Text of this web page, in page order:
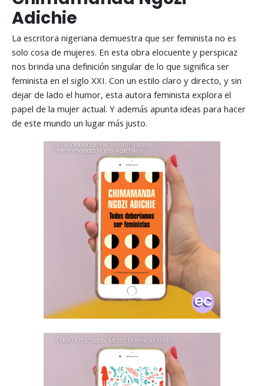
Adichie
La escritora nigeriana demuestra que ser feminista no es
solo cosa de mujeres. En esta obra elocuente y perspicaz
nos brinda una definición singular de lo que significa ser
feminista en el siglo XXI. Con un estilo claro y directo, y sin
dejar de lado el humor, esta autora feminista explora el
papel de la mujer actual. Y además apunta ideas para hacer
de este mundo un lugar más justo.